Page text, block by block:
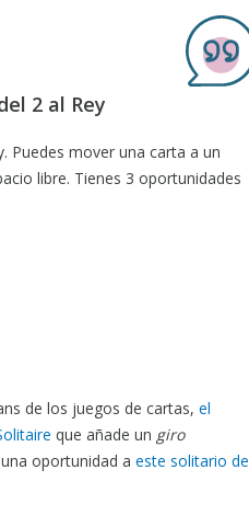
2 al Rey
Puedes mover una carta a un
libre. Tienes 3 oportunidades
de los juegos de cartas, el
que añade un giro
oportunidad a este solitario de